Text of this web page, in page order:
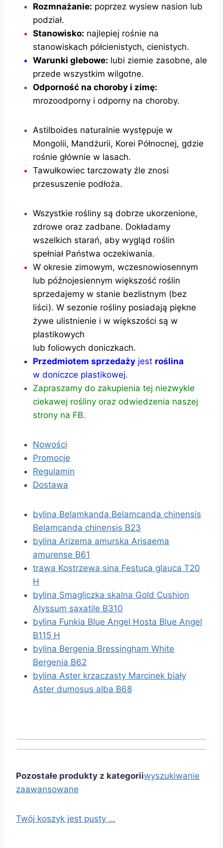
Rozmnażanie: poprzez wysiew nasion lub
podział.
Stanowisko: najlepiej rośnie na
stanowiskach półcienistych, cienistych.
Warunki glebowe: lubi ziemie zasobne, ale
przede wszystkim wilgotne.
Odporność na choroby i zimę:
mrozoodporny i odporny na choroby.
Astilboides naturalnie występuje w
Mongolii, Mandżurii, Korei Północnej, gdzie
rośnie głównie w lasach.
Tawułkowiec tarczowaty źle znosi
przesuszenie podłoża.
Wszystkie rośliny są dobrze ukorzenione,
zdrowe oraz zadbane. Dokładamy
wszelkich starań, aby wygląd roślin
spełniał Państwa oczekiwania.
W okresie zimowym, wczesnowiosennym
lub późnojesiennym większość roślin
sprzedajemy w stanie bezlistnym (bez
liści). W sezonie rośliny posiadają piękne
żywe ulistnienie i w większości są w
plastikowych
lub foliowych doniczkach.
Przedmiotem sprzedaży jest roślina
w doniczce plastikowej.
Zapraszamy do zakupienia tej niezwykle
ciekawej rośliny oraz odwiedzenia naszej
strony na FB.
Nowości
Promocje
Regulamin
Dostawa
bylina Belamkanda Belamcanda chinensis
Belamcanda chinensis B23
bylina Arizema amurska Arisaema
amurense B61
trawa Kostrzewa sina Festuca glauca T20
H
bylina Smagliczka skalna Gold Cushion
Alyssum saxatile B310
bylina Funkia Blue Angel Hosta Blue Angel
B115 H
bylina Bergenia Bressingham White
Bergenia B62
bylina Aster krzaczasty Marcinek biały
Aster dumosus alba B68
Pozostałe produkty z kategoriiwyszukiwanie
zaawansowane
Twój koszyk jest pusty …